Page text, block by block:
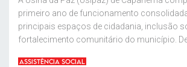
primeiro ano de funcionamento
principais espaços de cidadania, inclusão
fortalecimento comunitário do município.
ASSISTÊNCIA SOCIAL